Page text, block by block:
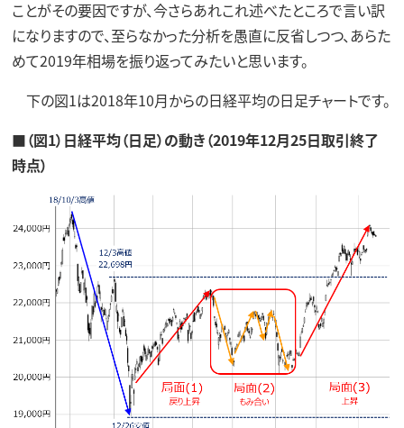
ことがその要因ですが、今さらあれこれ述べたところで言い訳
になりますので、至らなかった分析を愚直に反省しつつ、あらた
めて2019年相場を振り返ってみたいと思います。
下の図1は2018年10月からの日経平均の日足チャートです。
■（図1）日経平均（日足）の動き（2019年12月25日取引終了
時点）